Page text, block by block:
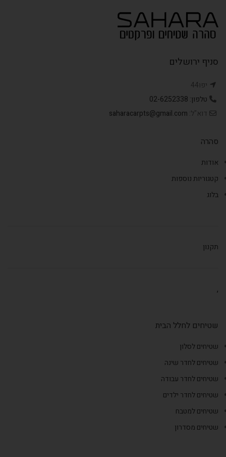
סניף ירושלים
יפו44
טלפון: 02-6252338
דוא"ל: saharacarpts@gmail.com
סהרה
אודות
קטגוריות נוספות
בלוג
תקנון
,
שטיחים לחלל הבית
שטיחים לסלון
שטיחים לחדר שינה
שטיחים לחדר עבודה
שטיחים לחדר ילדים
שטיחים למטבח
שטיחים מסדרון